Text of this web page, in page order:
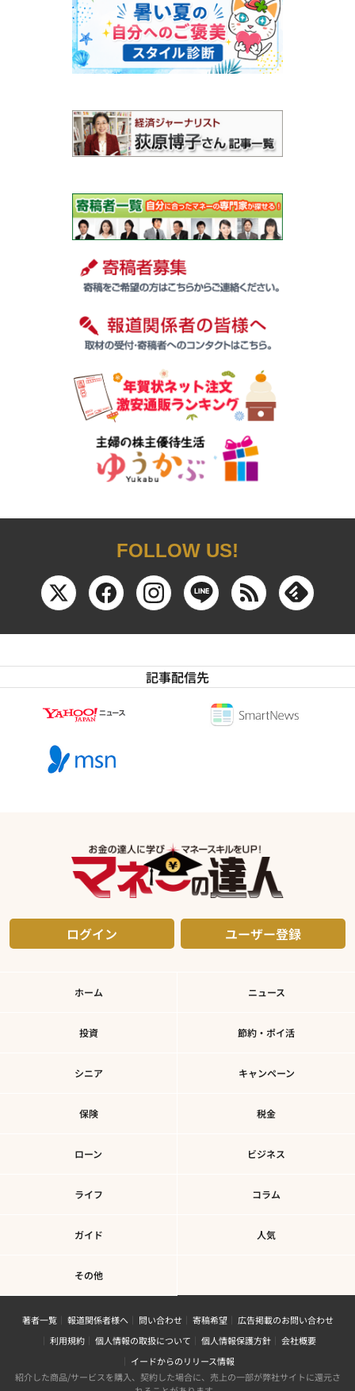
FOLLOW US!
記事配信先
ログイン ユーザー登録
ホーム ニュース
投資 節約・ポイ活
シニア キャンペーン
保険 税金
ローン ビジネス
ライフ コラム
ガイド 人気
その他
著者一覧 報道関係者様へ 問い合わせ 寄稿希望
広告掲載のお問い合わせ
利用規約
個人情報の取扱について 個人情報保護方針
会社概要
イードからのリリース情報
紹介した商品/サービスを購入、契約した場合に、売上の一部が弊社サイトに還元さ